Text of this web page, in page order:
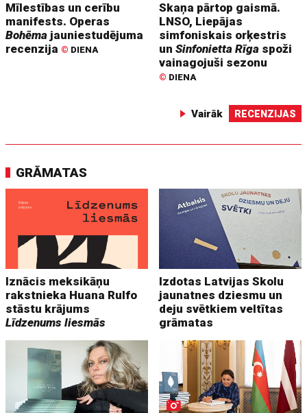
Mīlestības un cerību
manifests. Operas
Bohēma jauniestudējuma
recenzija © DIENA
Skaņa pārtop gaismā.
LNSO, Liepājas
simfoniskais orķestris
unSinfonietta Rīga spoži
vainagojuši sezonu
© DIENA
Vairāk RECENZIJAS
GRĀMATAS
Iznācis meksikāņu
rakstnieka Huana Rulfo
stāstu krājums
Līdzenums liesmās
Izdotas Latvijas Skolu
jaunatnes dziesmu un
deju svētkiem veltītas
grāmatas